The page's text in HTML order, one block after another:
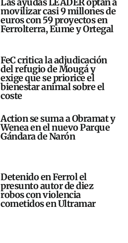
movilizar casi 9 millones de
euros con 59 proyectos en
Ferrolterra, Eume y Ortegal
FeC critica la adjudicación
del refugio de Mougá y
exige que se priorice el
bienestar animal sobre el
coste
Action se suma a Obramat y
Wenea en el nuevo Parque
Gándara de Narón
Detenido en Ferrol el
presunto autor de diez
robos con violencia
cometidos en Ultramar